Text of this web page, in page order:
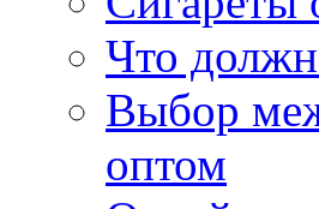
Что
Выбор
оптом